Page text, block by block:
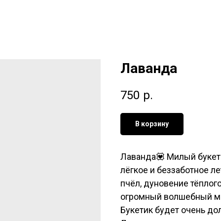
Лаванда
750 р.
В корзину
Лаванда💟 Милый
лёгкое и беззаботное
пчёл, дуновение
огромный волшебный
Букетик будет очень